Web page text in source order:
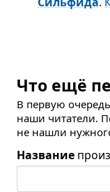
Что ещё
В первую
наши читатели.
не нашли
Название